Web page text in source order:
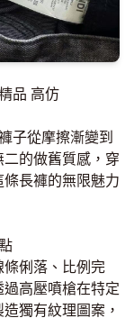
品 高仿
子從摩擦漸變到
的做舊質感，穿
條長褲的無限魅力
俐落、比例完
高壓噴槍在特定
獨有紋理圖案，